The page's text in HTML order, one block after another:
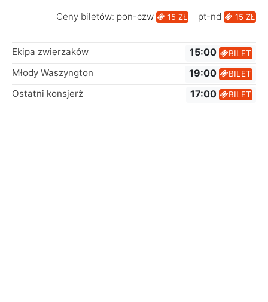
Ceny biletów: pon-czw 15 ZŁ pt-nd 15 ZŁ
Ekipa zwierzaków 15:00 BILET
Młody Waszyngton 19:00 BILET
Ostatni konsjerż 17:00 BILET